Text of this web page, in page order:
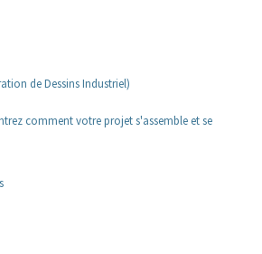
de Dessins Industriel)
comment votre projet s'assemble et se